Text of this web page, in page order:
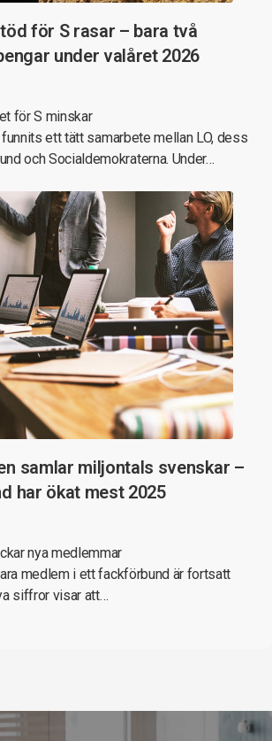
för S rasar – bara två
under valåret 2026
för S minskar
ett tätt samarbete mellan LO, dess
och Socialdemokraterna. Under…
samlar miljontals svenskar –
har ökat mest 2025
nya medlemmar
medlem i ett fackförbund är fortsatt
siffror visar att…